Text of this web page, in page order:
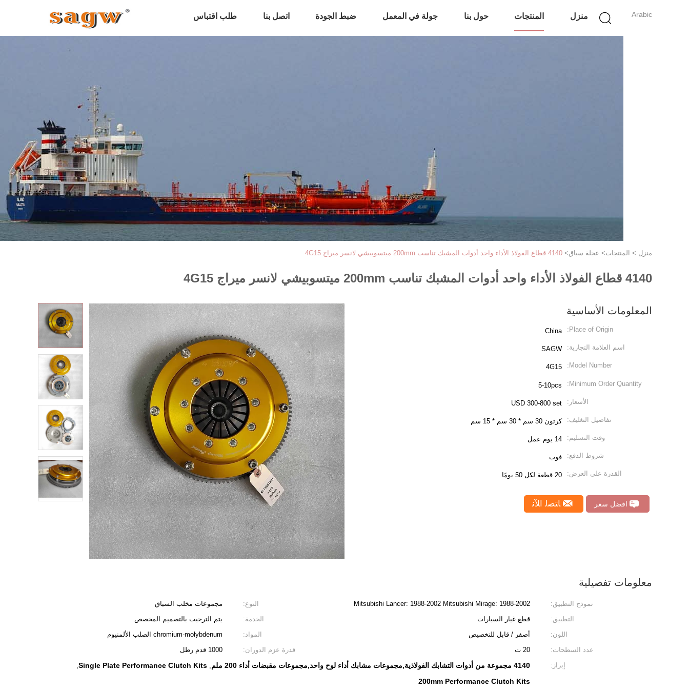
Arabic منزل المنتجات حول بنا جولة في المعمل ضبط الجودة اتصل بنا طلب اقتباس
منزل > المنتجات> عجلة سباق> 4140 قطاع الفولاذ الأداء واحد أدوات المشبك تناسب 200mm ميتسوبيشي لانسر ميراج 4G15
4140 قطاع الفولاذ الأداء واحد أدوات المشبك تناسب 200mm ميتسوبيشي لانسر ميراج 4G15
المعلومات الأساسية
Place of Origin:
China
اسم العلامة التجارية: SAGW
Model Number:
4G15
Minimum Order Quantity:
5-10pcs
الأسعار: USD 300-800 set
تفاصيل التغليف: كرتون 30 سم * 30 سم * 15 سم
وقت التسليم: 14 يوم عمل
شروط الدفع: فوب
القدرة على العرض: 20 قطعة لكل 50 يومًا
افضل سعر ﺎﺘﺼﻟ ﺍﻶﻧ
معلومات تفصيلية
نموذج التطبيق: Mitsubishi Lancer: 1988-2002 Mitsubishi Mirage: 1988-2002 النوع:
مجموعات مخلب السباق
التطبيق:
قطع غيار السيارات الخدمة:
يتم الترحيب بالتصميم المخصص
اللون:
أصفر / قابل للتخصيص المواد:
chromium-molybdenum الصلب الألمنيوم
عدد السطحات:
20 ت قدرة عزم الدوران:
1000 قدم رطل
إبراز:
4140 مجموعة من أدوات التشابك الفولاذية,مجموعات مشابك أداء لوح واحد,مجموعات مقبضات أداء 200 ملم ,
Single Plate Performance Clutch Kits
,
200mm Performance Clutch Kits